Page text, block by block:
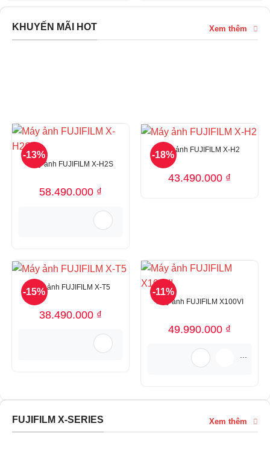
KHUYẾN MÃI HOT Xem thêm
-13%
Máy ảnh FUJIFILM X-H2S
58.490.000 ₫
-18%
Máy ảnh FUJIFILM X-H2
43.490.000 ₫
-15%
Máy ảnh FUJIFILM X-T5
38.490.000 ₫
-11%
Máy ảnh FUJIFILM X100VI
49.990.000 ₫
FUJIFILM X-SERIES Xem thêm